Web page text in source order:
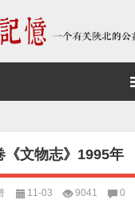
《文物志》1995年
11-03 9041 0